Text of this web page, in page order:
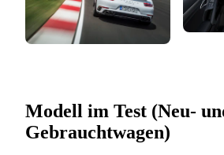
Modell im Test (Neu-
Gebrauchtwagen)